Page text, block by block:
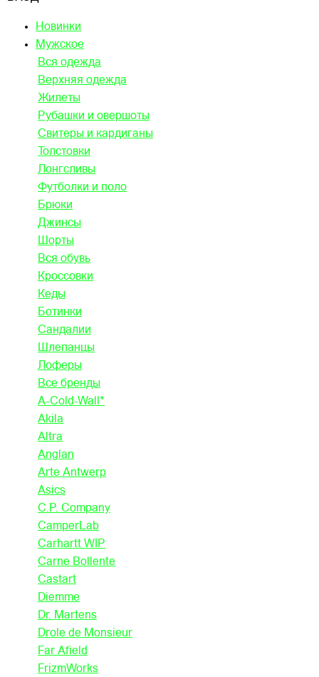
Новинки
Мужское
Вся одежда
Верхняя одежда
Жилеты
Рубашки и овершоты
Свитеры и кардиганы
Толстовки
Лонгсливы
Футболки и поло
Брюки
Джинсы
Шорты
Вся обувь
Кроссовки
Кеды
Ботинки
Сандалии
Шлепанцы
Лоферы
Все бренды
A-Cold-Wall*
Akila
Altra
Anglan
Arte Antwerp
Asics
C.P. Company
CamperLab
Carhartt WIP
Carne Bollente
Castart
Diemme
Dr. Martens
Drole de Monsieur
Far Afield
FrizmWorks